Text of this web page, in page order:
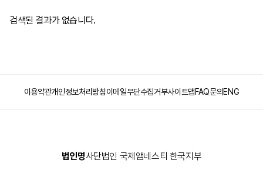
검색된 결과가 없습니다.
이용약관개인정보처리방침이메일무단수집거부사이트맵FAQ문의 ENG
법인명사단법인 국제앰네스티 한국지부